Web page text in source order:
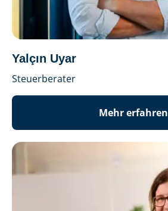
Yalçın Uyar
Steuerberater
Mehr erfahren